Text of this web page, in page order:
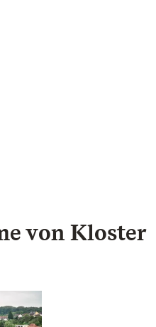
von Kloster